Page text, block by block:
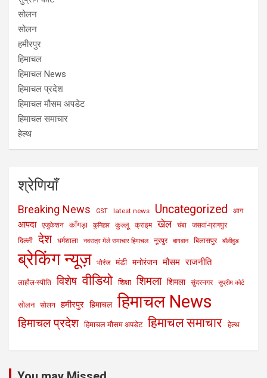
सोलन
सोलन
हमीरपुर
हिमाचल
हिमाचल News
हिमाचल प्रदेश
हिमाचल मौसम अपडेट
हिमाचल समाचार
हेल्थ
श्रेणियाँ
Breaking News GST latest news Uncategorized आग
आपदा एजुकेशन काँगड़ा कुनिहार कुल्लू क्राइम खेल चंबा
जसवां-प्रागपुर
दिल्ली
देश धर्मशाला नवरात्र मेले समाचार हिमाचल नूरपुर बागवान बिलासपुर बॉलीवुड
ब्रेकिंग न्यूज़ भोरंज मंडी मनोरंजन मौसम राजनीति
लाहौल-स्पीति विशेष वीडियो शिक्षा शिमला शिमला सुंदरनगर सुप्रीम कोर्ट
सोलन सोलन हमीरपुर हिमाचल हिमाचल News
हिमाचल प्रदेश हिमाचल मौसम अपडेट हिमाचल समाचार हेल्थ